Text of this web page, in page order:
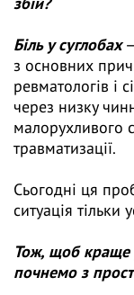
Біль у суглобах—
з основних
ревматологів і
через низку
малорухливого
травматизації.
Сьогодні ця
ситуація тільки
Тож, щоб краще
почнемо з